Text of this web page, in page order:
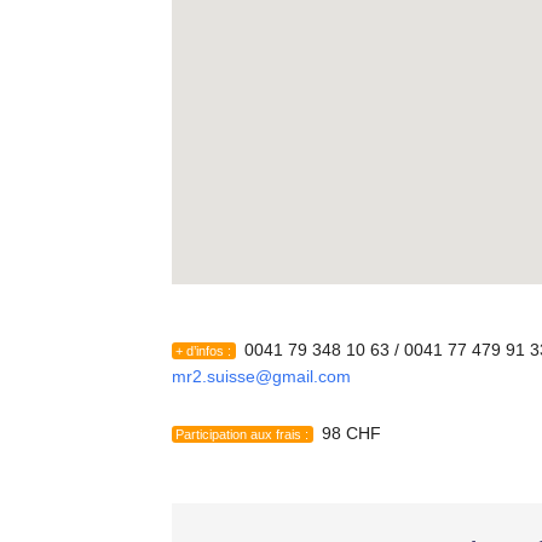
+ d’infos : 0041 79 348 10 63 / 0041 77 479 91
mr2.suisse@gmail.com
Participation aux frais : 98 CHF